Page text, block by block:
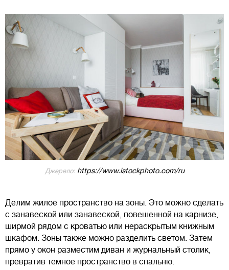
Джерело:https://www.istockphoto.com/ru
Делим жилое пространство на зоны. Это можно сделать
с занавеской или занавеской, повешенной на карнизе,
ширмой рядом с кроватью или нераскрытым книжным
шкафом. Зоны также можно разделить светом. Затем
прямо у окон разместим диван и журнальный столик,
превратив темное пространство в спальню.